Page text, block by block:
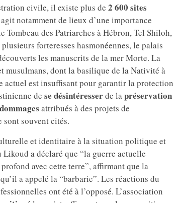
civile, il existe plus de 2 600 sites
notamment de lieux d’une importance
des Patriarches à Hébron, Tel Shiloh,
forteresses hasmonéennes, le palais
les manuscrits de la mer Morte. La
musulmans, dont la basilique de la Nativité à
actuel est insuffisant pour garantir la protection
de se désintéresserde lapréservation
dommages attribués à des projets de
souvent cités.
et identitaire à la situation politique et
a déclaré que “la guerre actuelle
avec cette terre”, affirmant que la
a appelé la “barbarie”. Les réactions du
ont été à l’opposé. L’association